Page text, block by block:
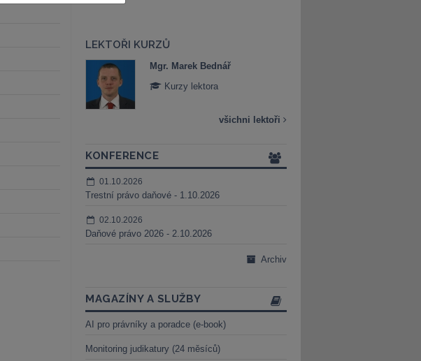
LEKTOŘI KURZŮ
Mgr. Marek Bednář
Kurzy lektora
všichni lektoři
KONFERENCE
01.10.2026
Trestní právo daňové - 1.10.2026
02.10.2026
Daňové právo 2026 - 2.10.2026
Archiv
MAGAZÍNY A SLUŽBY
AI pro právníky a poradce (e-book)
Monitoring judikatury (24 měsíců)